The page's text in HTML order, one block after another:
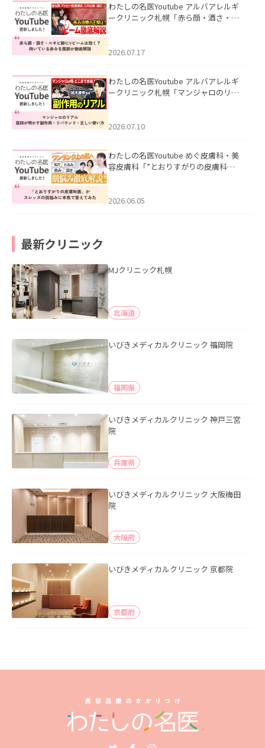
わたしの名医Youtube アルバアレルギ
ークリニック札幌「赤ら顔・酒さ・ニ
した。
2026.07.17
わたしの名医Youtube アルバアレルギ
ークリニック札幌「マンジャロのリア
た。
2026.07.10
わたしの名医Youtube めぐ皮膚科・美
容皮膚科「”とおりすがりの皮膚科
2026.06.05
最新クリニック
MJクリニック札幌
北海道
いびきメディカルクリニック 福岡院
福岡県
いびきメディカルクリニック 神戸三宮
院
兵庫県
いびきメディカルクリニック 大阪梅田
院
大阪府
いびきメディカルクリニック 京都院
京都府